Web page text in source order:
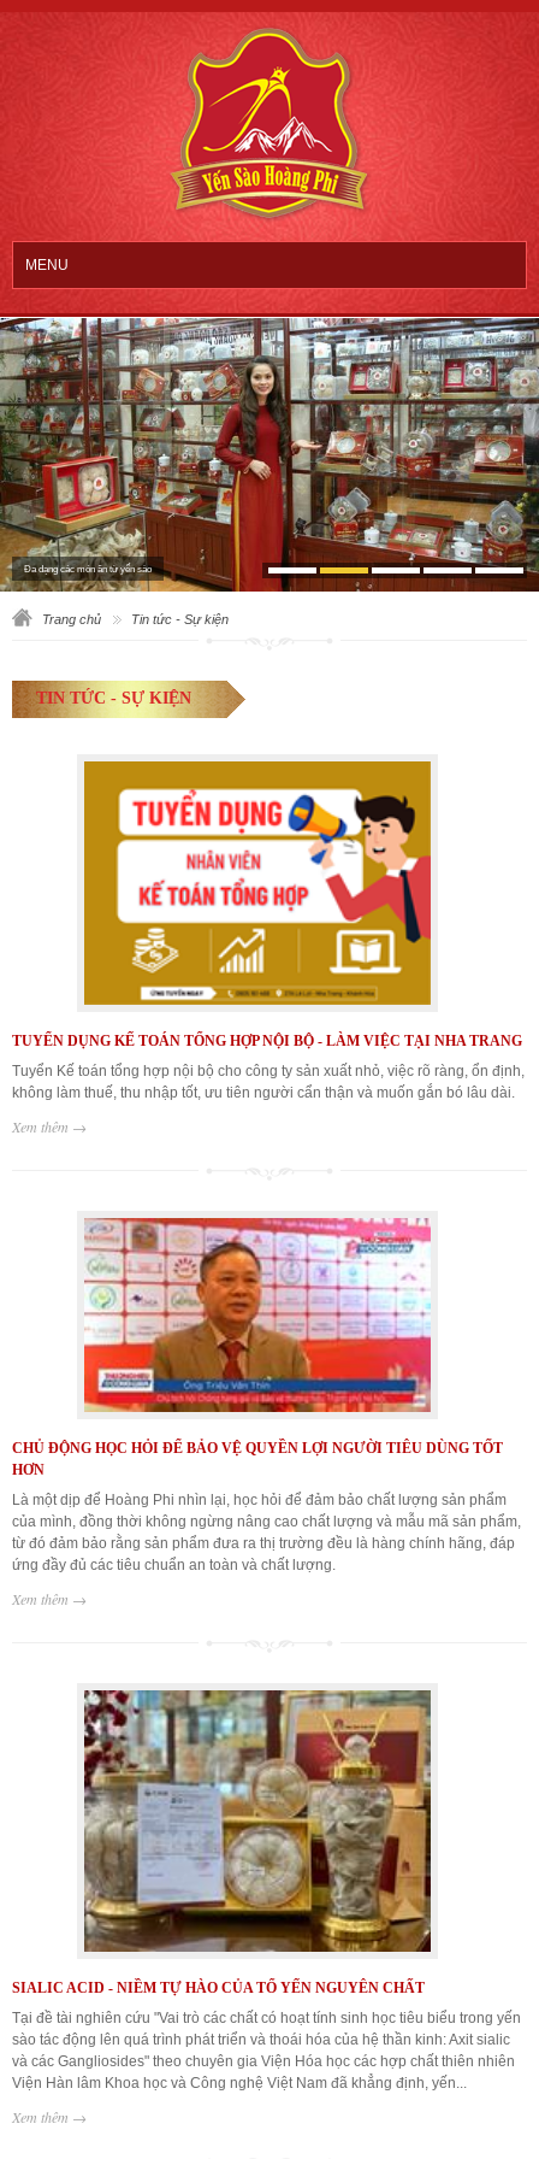
Đa dạng các món ăn từ yến sào
Trang chủ Tin tức - Sự kiện
TIN TỨC - SỰ KIỆN
TUYỂN DỤNG KẾ TOÁN TỔNG HỢP NỘI BỘ - LÀM VIỆC TẠI NHA TRANG
Tuyển Kế toán tổng hợp nội bộ cho công ty sản xuất nhỏ, việc rõ ràng, ổn định,
không làm thuế, thu nhập tốt, ưu tiên người cẩn thận và muốn gắn bó lâu dài.
Xem thêm →
CHỦ ĐỘNG HỌC HỎI ĐỂ BẢO VỆ QUYỀN LỢI NGƯỜI TIÊU DÙNG TỐT
HƠN
Là một dịp để Hoàng Phi nhìn lại, học hỏi để đảm bảo chất lượng sản phẩm
của mình, đồng thời không ngừng nâng cao chất lượng và mẫu mã sản phẩm,
từ đó đảm bảo rằng sản phẩm đưa ra thị trường đều là hàng chính hãng, đáp
ứng đầy đủ các tiêu chuẩn an toàn và chất lượng.
Xem thêm →
SIALIC ACID - NIỀM TỰ HÀO CỦA TỔ YẾN NGUYÊN CHẤT
Tại đề tài nghiên cứu "Vai trò các chất có hoạt tính sinh học tiêu biểu trong yến
sào tác động lên quá trình phát triển và thoái hóa của hệ thần kinh: Axit sialic
và các Gangliosides" theo chuyên gia Viện Hóa học các hợp chất thiên nhiên
Viện Hàn lâm Khoa học và Công nghệ Việt Nam đã khẳng định, yến...
Xem thêm →